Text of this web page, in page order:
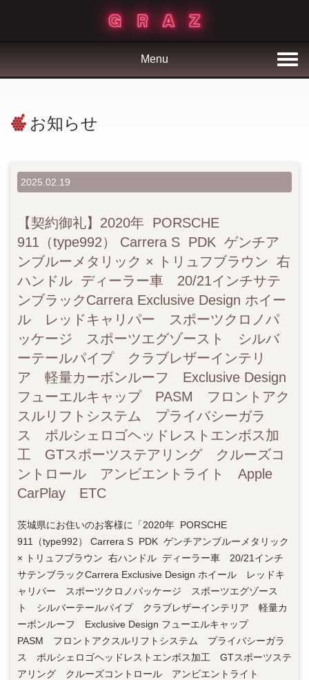
Menu
お知らせ
2025.02.19
【契約御礼】2020年 PORSCHE
911（type992） Carrera S PDK ゲンチア
ンブルーメタリック × トリュフブラウン 右
ハンドル ディーラー車 20/21インチサテ
ンブラックCarrera Exclusive Design ホイー
ル レッドキャリパー スポーツクロノパ
ッケージ スポーツエグゾースト シルバ
ーテールパイプ クラブレザーインテリ
ア 軽量カーボンルーフ Exclusive Design
フューエルキャップ PASM フロントアク
スルリフトシステム プライバシーガラ
ス ポルシェロゴヘッドレストエンボス加
工 GTスポーツステアリング クルーズコ
ントロール アンビエントライト Apple
CarPlay ETC
茨城県にお住いのお客様に「2020年 PORSCHE
911（type992） Carrera S PDK ゲンチアンブルーメタリック
× トリュフブラウン 右ハンドル ディーラー車 20/21インチ
サテンブラックCarrera Exclusive Design ホイール レッドキ
ャリパー スポーツクロノパッケージ スポーツエグゾース
ト シルバーテールパイプ クラブレザーインテリア 軽量カ
ーボンルーフ Exclusive Design フューエルキャップ
PASM フロントアクスルリフトシステム プライバシーガラ
ス ポルシェロゴヘッドレストエンボス加工 GTスポーツステ
アリング クルーズコントロール アンビエントライト